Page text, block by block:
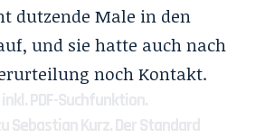
dutzende Male in den
und sie hatte auch nach
noch Kontakt.
PDF-Suchfunktion.
Sebastian Kurz. Der Standard